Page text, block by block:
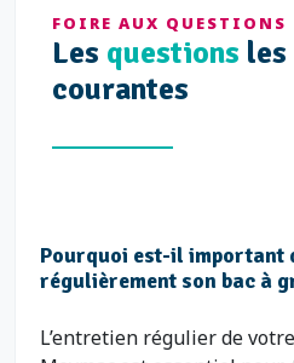
FOIRE AUX QUESTIONS
Les questions les
courantes
Pourquoi est-il important
régulièrement son bac à
L’entretien régulier de